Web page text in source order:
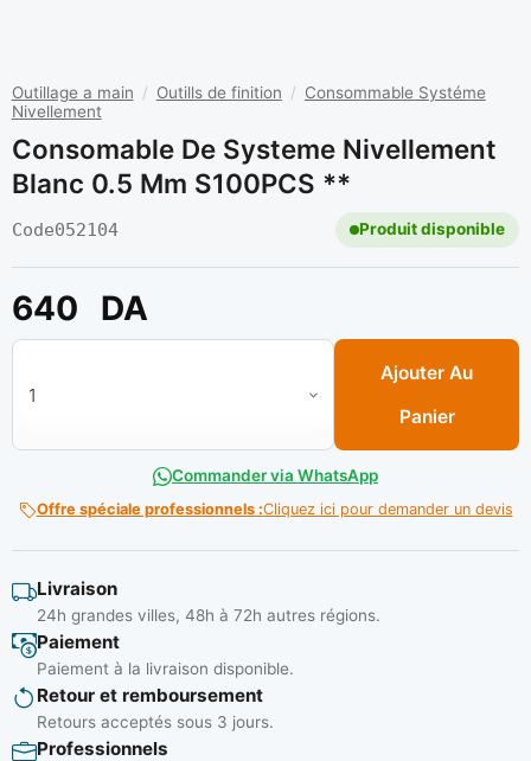
Outillage a main / Outills de finition / Consommable Systéme
Nivellement
Consomable De Systeme Nivellement
Blanc 0.5 Mm S100PCS **
Code052104 Produit disponible
640 DA
quantité de Consomable de systeme nivellement Blanc 0.5
Ajouter Au
Panier
Commander via WhatsApp
Offre spéciale professionnels :Cliquez ici pour demander un devis
Livraison
24h grandes villes, 48h à 72h autres régions.
Paiement
Paiement à la livraison disponible.
Retour et remboursement
Retours acceptés sous 3 jours.
Professionnels